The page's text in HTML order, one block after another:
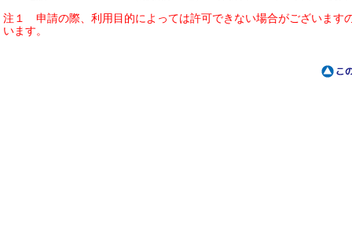
注１ 申請の際、利用目的によっては許可できない場合がございます
います。